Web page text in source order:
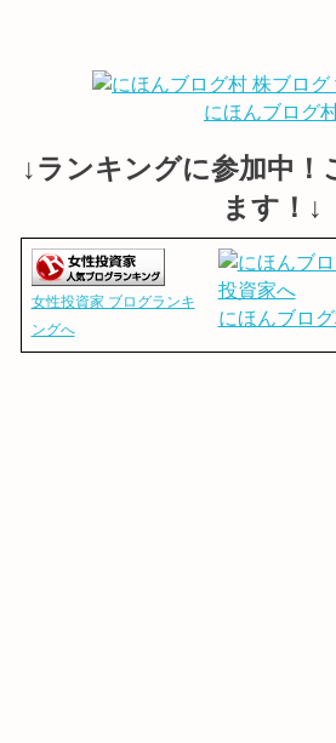
にほんブログ
↓ランキングに参加中！
ます！↓
女性投資家 ブログランキ
ングへ
にほんブロ